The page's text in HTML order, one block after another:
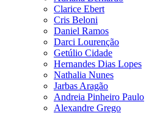
Clarice Ebert
Cris Beloni
Daniel Ramos
Darci Lourenção
Getúlio Cidade
Hernandes Dias Lopes
Nathalia Nunes
Jarbas Aragão
Andreia Pinheiro Paulo
Alexandre Grego